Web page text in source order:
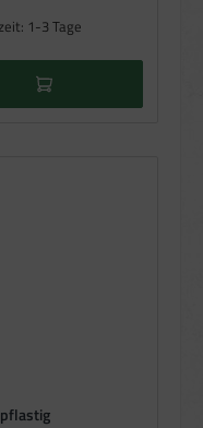
1-3 Tage
benutze die Schaltflächen um die Anzahl zu